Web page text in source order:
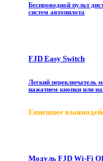
Беспроводной пульт
систем автопилота
FJD Easy Switch
Легкий переключатель
нажатием кнопки или
Eвнешнее
Модуль FJD Wi-Fi